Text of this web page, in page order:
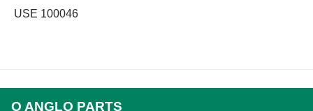
USE 100046
O ANGLO PARTS